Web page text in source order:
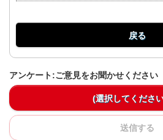
戻る
アンケート:ご意見をお聞かせください
(選択してくださ
送信する